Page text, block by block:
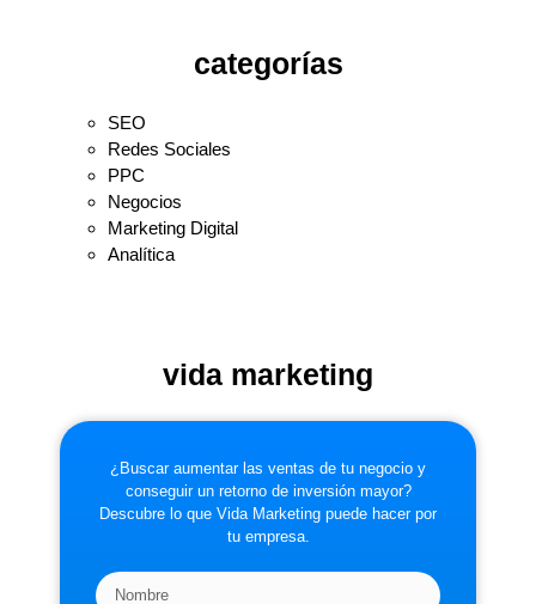
categorías
SEO
Redes Sociales
PPC
Negocios
Marketing Digital
Analítica
vida marketing
¿Buscar aumentar las ventas de tu negocio y
conseguir un retorno de inversión mayor?
Descubre lo que Vida Marketing puede hacer por
tu empresa.